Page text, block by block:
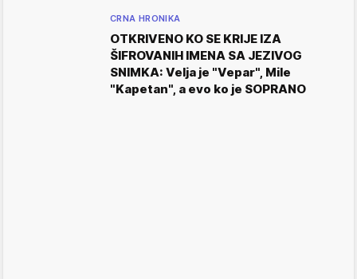
CRNA HRONIKA
OTKRIVENO KO SE KRIJE IZA
ŠIFROVANIH IMENA SA JEZIVOG
SNIMKA: Velja je "Vepar", Mile
"Kapetan", a evo ko je SOPRANO